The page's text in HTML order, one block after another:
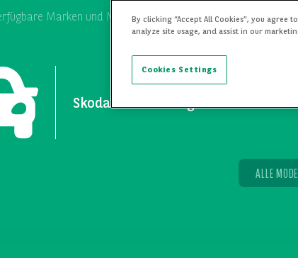
Marken und Modelle Skoda Octavia Wagon ´20
Skoda Octavia Wagon ´20 - Leasomat
ALLE
By clicking “Accept All Cookies”, you
analyze site usage, and assist in our
Cookies Settings